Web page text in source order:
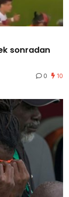
sonradan
0 10